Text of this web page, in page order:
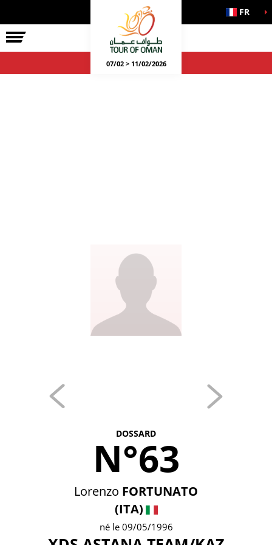
FR
07/02 > 11/02/2026
DOSSARD
N°63
Lorenzo FORTUNATO
(ITA)
né le 09/05/1996